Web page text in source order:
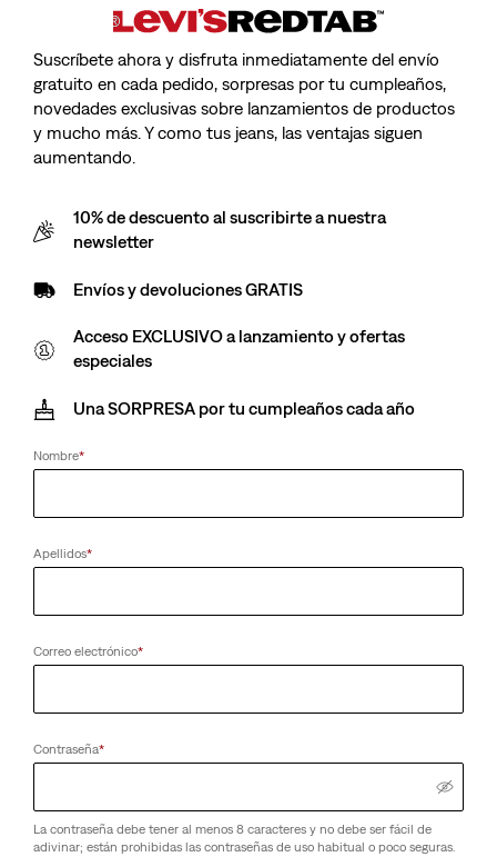
Suscríbete ahora y disfruta inmediatamente del envío
gratuito en cada pedido, sorpresas por tu cumpleaños,
novedades exclusivas sobre lanzamientos de productos
y mucho más. Y como tus jeans, las ventajas siguen
aumentando.
10% de descuento al suscribirte a nuestra
newsletter
Envíos y devoluciones GRATIS
Acceso EXCLUSIVO a lanzamiento y ofertas
especiales
Una SORPRESA por tu cumpleaños cada año
Nombre*
Apellidos*
Correo electrónico*
Contraseña*
La contraseña debe tener al menos 8 caracteres y no debe ser fácil de
adivinar; están prohibidas las contraseñas de uso habitual o poco seguras.